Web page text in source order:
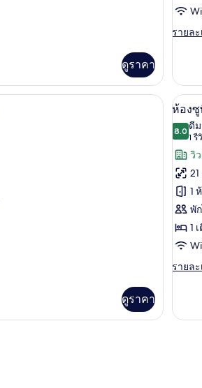
ดูราคา
ของ
รายละ
ราย
เกี่ยว
กับ
Double
Room
ห้องสแตนดาร์ดดับเบิล | Wi-Fi ฟรี, ผ้าปูที่นอน
ดูราคา
เปิด
ภาพ
ทั้งห
ของ
ห้อง
ซู
พี
เรียดั
บเบิ
7
ห้องซู
8.08.0 จ
ดี
1 รี
(1
รี
วิ
1
พั
1
รายละ
ราย
เกี่ยว